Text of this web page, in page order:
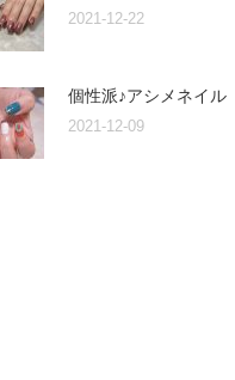
2021-12-22
個性派♪アシメネイル
2021-12-09